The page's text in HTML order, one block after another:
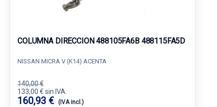
COLUMNA DIRECCION 488105FA6B 488115FA5D
NISSAN MICRA V (K14) ACENTA
140,00 €
133,00 € sin IVA.
160,93 € (IVA incl.)